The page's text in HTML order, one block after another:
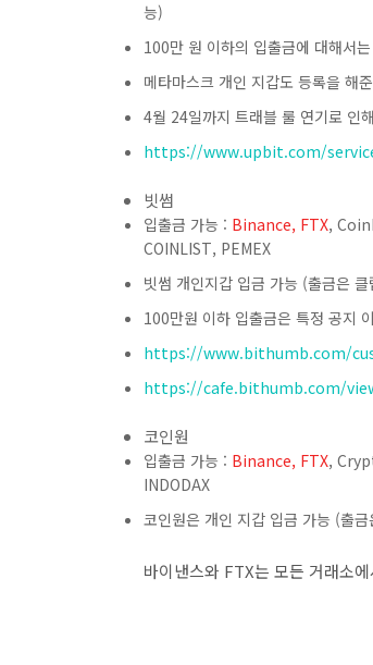
능)
100만 원 이하의 입출금에 대해서
메타마스크 개인 지갑도 등록을 해
4월 24일까지 트래블 룰 연기로 인
https://www.upbit.com/
빗썸
입출금 가능 : Binance, FTX,
COINLIST, PEMEX
빗썸 개인지갑 입금 가능 (출금은
100만원 이하 입출금은 특정 공지
https://www.bithumb.com/
https://cafe.bithumb.com/
코인원
입출금 가능 : Binance, FTX,
INDODAX
코인원은 개인 지갑 입금 가능 (출
바이낸스와 FTX는 모든 거래소